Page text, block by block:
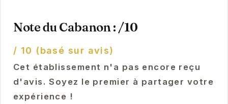
Note du Cabanon : /10
/ 10 (basé sur avis)
Cet établissement n'a pas encore reçu
d'avis. Soyez le premier à partager votre
expérience !